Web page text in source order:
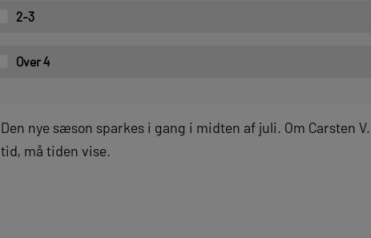
2-3
Over 4
Den nye sæson sparkes i gang i midten af juli. Om Carsten
tid, må tiden vise.